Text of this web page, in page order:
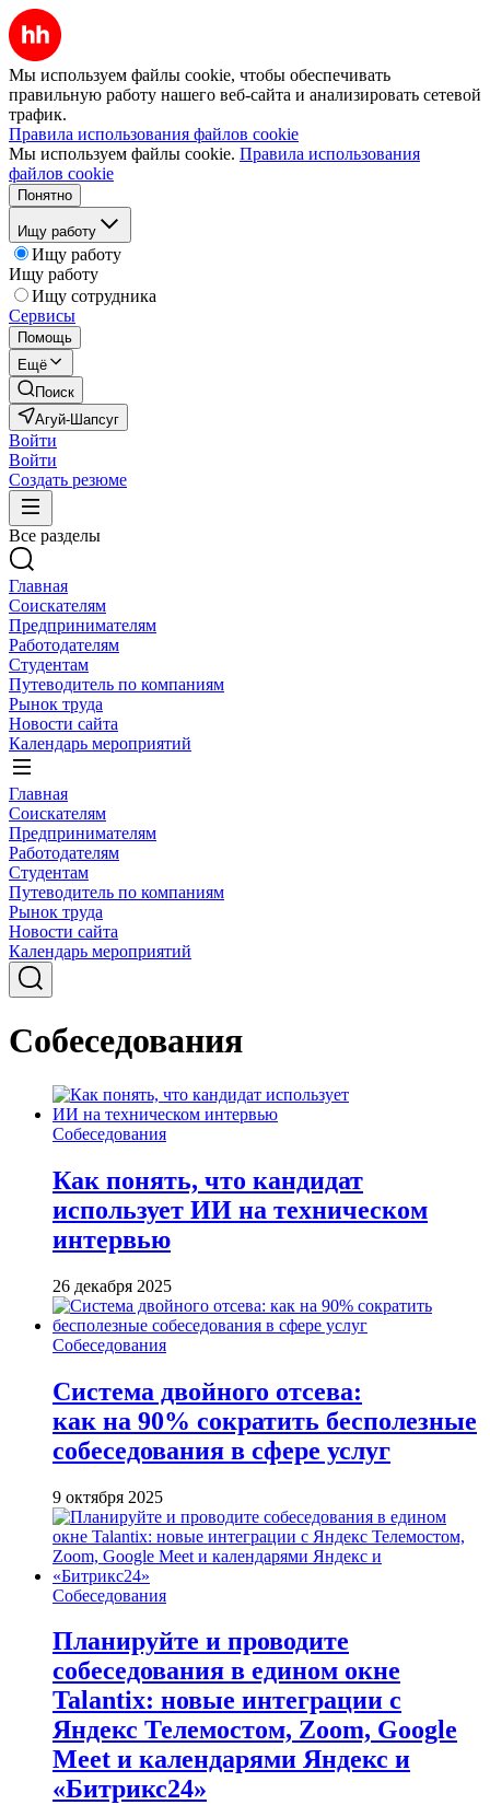
Мы используем файлы cookie, чтобы обеспечивать
правильную работу нашего веб-сайта и анализировать сетевой
трафик.
Правила использования файлов cookie
Мы используем файлы cookie. Правила использования
файлов cookie
Понятно
Ищу работу
Ищу работу
Ищу работу
Ищу сотрудника
Сервисы
Помощь
Ещё
Поиск
Агуй-Шапсуг
Войти
Войти
Создать резюме
Все разделы
Главная
Соискателям
Предпринимателям
Работодателям
Студентам
Путеводитель по компаниям
Рынок труда
Новости сайта
Календарь мероприятий
Главная
Соискателям
Предпринимателям
Работодателям
Студентам
Путеводитель по компаниям
Рынок труда
Новости сайта
Календарь мероприятий
Собеседования
Собеседования
Как понять, что кандидат
использует ИИ на техническом
интервью
26 декабря 2025
Собеседования
Система двойного отсева:
как на 90% сократить бесполезные
собеседования в сфере услуг
9 октября 2025
Собеседования
Планируйте и проводите
собеседования в едином окне
Talantix: новые интеграции с
Яндекс Телемостом, Zoom, Google
Meet и календарями Яндекс и
«Битрикс24»